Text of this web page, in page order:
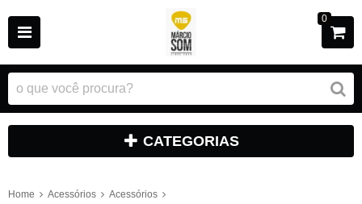
0
CATEGORIAS
Home Acessórios
Acessórios